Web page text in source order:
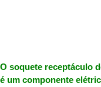
O soquete receptáculo
é um componente